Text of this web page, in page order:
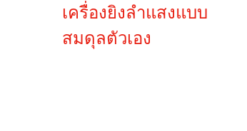
เครื่องยิงลำแสงแบบ
สมดุลตัวเอง